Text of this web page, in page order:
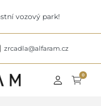
vozový park!
zrcadla@alfaram.cz
0